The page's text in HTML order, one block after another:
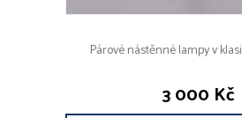
Párové nástěnné lampy v
3 000 Kč